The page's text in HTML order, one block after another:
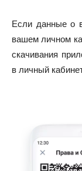
Если данные о
вашем личном
скачивания
в личный